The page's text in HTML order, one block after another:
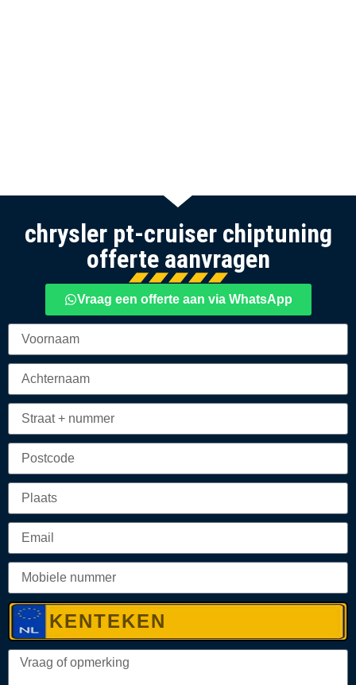
chrysler pt-cruiser chiptuning
offerte aanvragen
Vraag een offerte aan via WhatsApp